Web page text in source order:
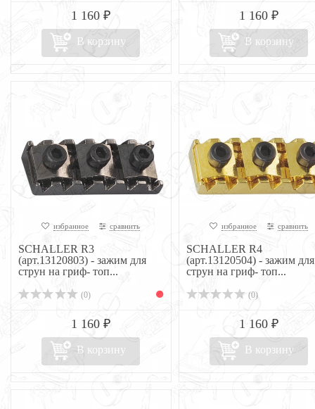
1 160 ₽
В корзину
1 160 ₽
В корзину
избранное сравнить
SCHALLER R3
(арт.13120803) - зажим для
струн на гриф- топ...
(0)
1 160 ₽
В корзину
избранное сравнить
SCHALLER R4
(арт.13120504) - зажим для
струн на гриф- топ...
(0)
1 160 ₽
В корзину